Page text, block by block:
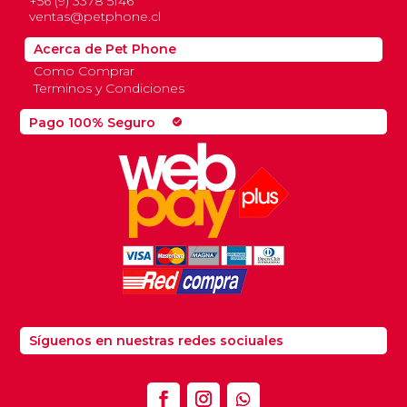
Pago 100% Seguro check_circle
ventas@petphone.cl
Acerca de Pet Phone
Como Comprar
Terminos y Condiciones
Síguenos en nuestras redes sociuales